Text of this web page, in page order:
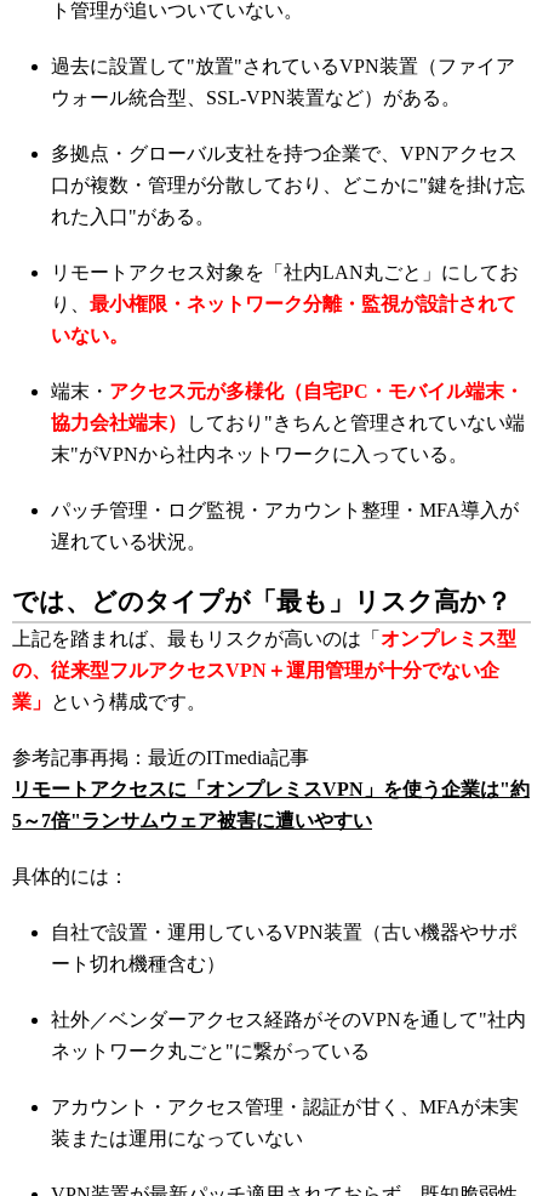
ト管理が追いついていない。
過去に設置して"放置"されているVPN装置（ファイア
ウォール統合型、SSL-VPN装置など）がある。
多拠点・グローバル支社を持つ企業で、VPNアクセス
口が複数・管理が分散しており、どこかに"鍵を掛け忘
れた入口"がある。
リモートアクセス対象を「社内LAN丸ごと」にしてお
り、 最小権限・ネットワーク分離・監視が設計されて
いない。
端末・ アクセス元が多様化（自宅PC・モバイル端末・
協力会社端末）
しており"きちんと管理されていない端
末"がVPNから社内ネットワークに入っている。
パッチ管理・ログ監視・アカウント整理・MFA導入が
遅れている状況。
では、どのタイプが「最も」リスク高か？
上記を踏まれば、最もリスクが高いのは「 オンプレミス型
の、従来型フルアクセスVPN＋運用管理が十分でない企
業」 という構成です。
参考記事再掲：最近のITmedia記事
リモートアクセスに「オンプレミスVPN」を使う企業は"約
5～7倍"ランサムウェア被害に遭いやすい
具体的には：
自社で設置・運用しているVPN装置（古い機器やサポ
ート切れ機種含む）
社外／ベンダーアクセス経路がそのVPNを通して"社内
ネットワーク丸ごと"に繋がっている
アカウント・アクセス管理・認証が甘く、MFAが未実
装または運用になっていない